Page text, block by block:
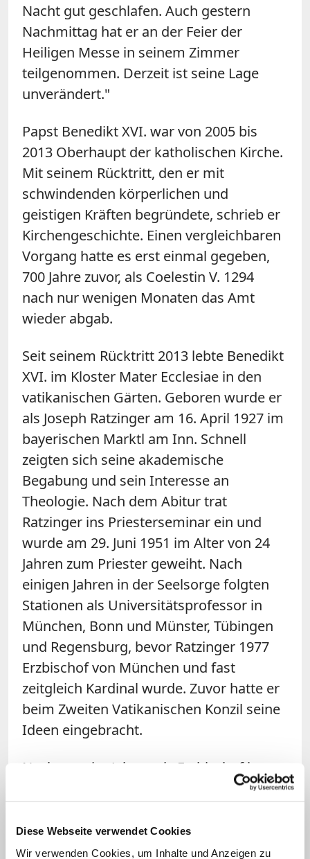
Diese Webseite verwendet Cookies
Wir verwenden Cookies, um Inhalte und Anzeigen zu
Nacht gut geschlafen. Auch gestern
Nachmittag hat er an der Feier der
Heiligen Messe in seinem Zimmer
teilgenommen. Derzeit ist seine Lage
unverändert."
Papst Benedikt XVI. war von 2005 bis
2013 Oberhaupt der katholischen Kirche.
Mit seinem Rücktritt, den er mit
schwindenden körperlichen und
geistigen Kräften begründete, schrieb er
Kirchengeschichte. Einen vergleichbaren
Vorgang hatte es erst einmal gegeben,
700 Jahre zuvor, als Coelestin V. 1294
nach nur wenigen Monaten das Amt
wieder abgab.
Seit seinem Rücktritt 2013 lebte Benedikt
XVI. im Kloster Mater Ecclesiae in den
vatikanischen Gärten. Geboren wurde er
als Joseph Ratzinger am 16. April 1927 im
bayerischen Marktl am Inn. Schnell
zeigten sich seine akademische
Begabung und sein Interesse an
Theologie. Nach dem Abitur trat
Ratzinger ins Priesterseminar ein und
wurde am 29. Juni 1951 im Alter von 24
Jahren zum Priester geweiht. Nach
einigen Jahren in der Seelsorge folgten
Stationen als Universitätsprofessor in
München, Bonn und Münster, Tübingen
und Regensburg, bevor Ratzinger 1977
Erzbischof von München und fast
zeitgleich Kardinal wurde. Zuvor hatte er
beim Zweiten Vatikanischen Konzil seine
Ideen eingebracht.
Nach nur vier Jahren als Erzbischof in
München wechselte Ratzinger nach Rom,
Präfekten der Glaubenskongregation
machte. In dieser Funktion trat er